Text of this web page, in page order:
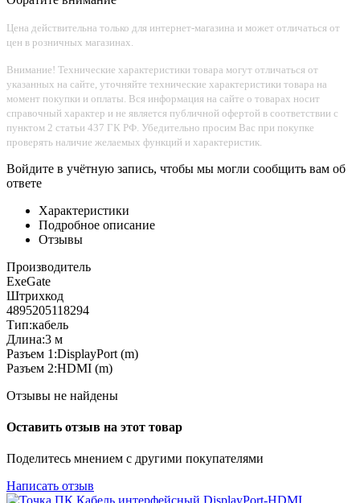
Цена действительна только для интернет-магазина и может отличаться от
цен в розничных магазинах.
Внимание! Технические характеристики товара могут отличаться от
указанных на сайте, уточняйте технические характеристики товара на
момент покупки и оплаты. Вся информация на сайте о товарах носит
справочный характер и не является публичной офертой в соответствии с
пунктом 2 статьи 437 ГК РФ. Убедительно просим Вас при покупке
проверять наличие желаемых функций и характеристик.
Войдите в учётную запись, чтобы мы могли сообщить вам об
ответе
Характеристики
Подробное описание
Отзывы
Производитель
ExeGate
Штрихкод
4895205118294
Тип:кабель
Длина:3 м
Разъем 1:DisplayPort (m)
Разъем 2:HDMI (m)
Отзывы не найдены
Оставить отзыв на этот товар
Поделитесь мнением с другими покупателями
Написать отзыв